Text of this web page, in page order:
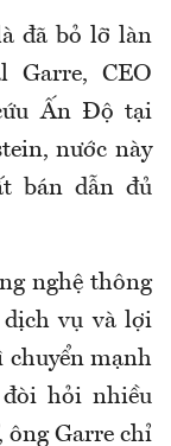
đã bỏ lỡ làn
Garre, CEO
Ấn Độ tại
nước này
bán dẫn đủ
nghệ thông
vụ và lợi
chuyển mạnh
hỏi nhiều
ông Garre chỉ